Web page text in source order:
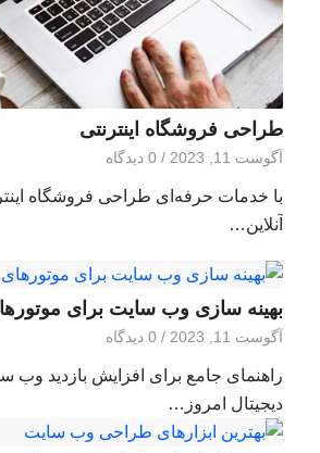
طراحی فروشگاه اینترنتی
آگوست 11, 2023 / 0 دیدگاه
با خدمات حرفه‌ای طراحی فروشگاه
آنلاین…
بهینه سازی وب سایت برای
آگوست 11, 2023 / 0 دیدگاه
راهنمای جامع برای افزایش بازدید وب
دیجیتال امروز…